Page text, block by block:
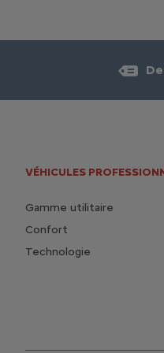
VÉHICULES
Gamme utilitaire
Confort
Technologie